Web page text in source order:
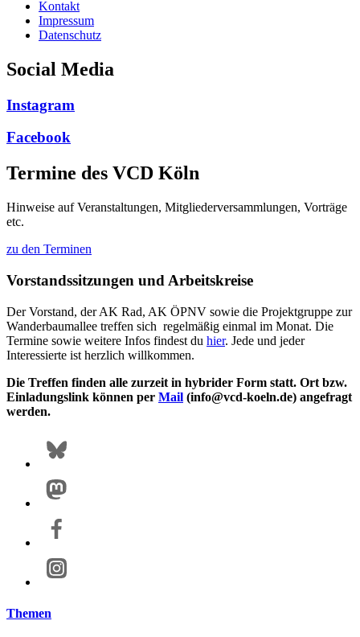
Kontakt
Impressum
Datenschutz
Social Media
Instagram
Facebook
Termine des VCD Köln
Hinweise auf Veranstaltungen, Mitgliederversammlungen, Vorträge
etc.
zu den Terminen
Vorstandssitzungen und Arbeitskreise
Der Vorstand, der AK Rad, AK ÖPNV sowie die Projektgruppe zur
Wanderbaumallee treffen sich regelmäßig einmal im Monat. Die
Termine sowie weitere Infos findest du hier. Jede und jeder
Interessierte ist herzlich willkommen.
Die Treffen finden alle zurzeit in hybrider Form statt. Ort bzw.
Einladungslink können per Mail (info@vcd-koeln.de) angefragt
werden.
Themen